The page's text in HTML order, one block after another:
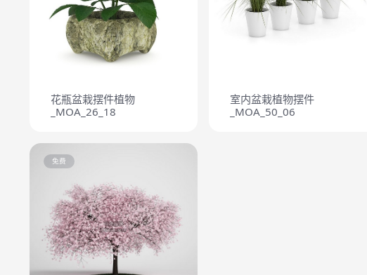
花瓶盆栽摆件植物
_MOA_26_18
室内盆栽植物摆件
_MOA_50_06
免费